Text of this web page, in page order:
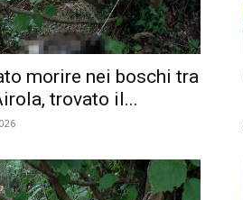
morire nei boschi tra
trovato il...